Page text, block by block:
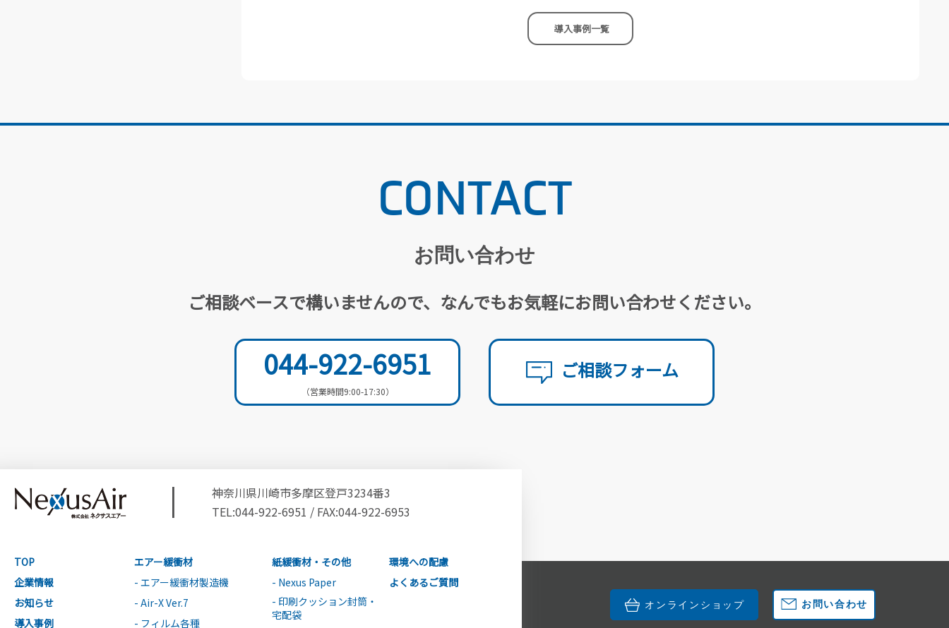
導入事例一覧
CONTACT
お問い合わせ
ご相談ベースで構いませんので、 なんでもお気軽にお問い合わせください。
044-922-6951
（営業時間9:00-17:30）
ご相談フォーム
神奈川県川崎市多摩区登戸3234番3
TEL:044-922-6951 / FAX:044-922-6953
TOP
企業情報
お知らせ
導入事例
エアー緩衝材
- エアー緩衝材製造機
- Air-X Ver.7
- フィルム各種
紙緩衝材・その他
- Nexus Paper
- 印刷クッション封筒・
宅配袋
環境への配慮
よくあるご質問
オンラインショップ お問い合わせ